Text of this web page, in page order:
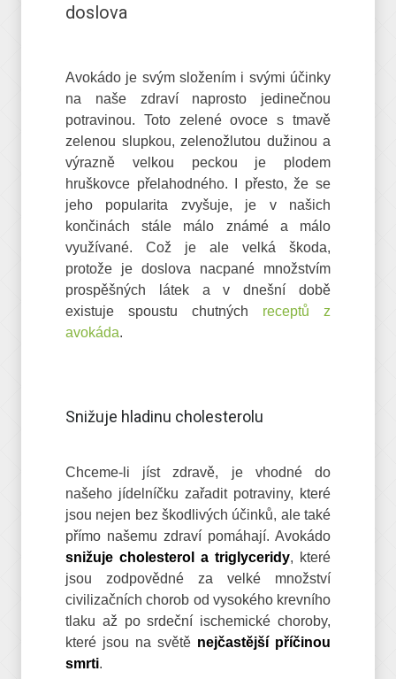
doslova
Avokádo je svým složením i svými účinky
na naše zdraví naprosto jedinečnou
potravinou. Toto zelené ovoce s tmavě
zelenou slupkou, zelenožlutou dužinou a
výrazně velkou peckou je plodem
hruškovce přelahodného. I přesto, že se
jeho popularita zvyšuje, je v našich
končinách stále málo známé a málo
využívané. Což je ale velká škoda,
protože je doslova nacpané množstvím
prospěšných látek a v dnešní době
existuje spoustu chutných receptů z
avokáda.
Snižuje hladinu cholesterolu
Chceme-li jíst zdravě, je vhodné do
našeho jídelníčku zařadit potraviny, které
jsou nejen bez škodlivých účinků, ale také
přímo našemu zdraví pomáhají. Avokádo
snižuje cholesterol a triglyceridy, které
jsou zodpovědné za velké množství
civilizačních chorob od vysokého krevního
tlaku až po srdeční ischemické choroby,
které jsou na světě nejčastější příčinou
smrti.